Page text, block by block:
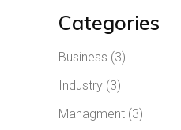
Categories
Business (3)
Industry (3)
Managment (3)